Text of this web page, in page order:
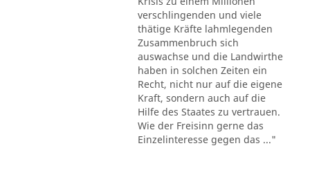
verschlingenden und viele
thätige Kräfte lahmlegenden
Zusammenbruch sich
auswachse und die Landwirthe
haben in solchen Zeiten ein
Recht, nicht nur auf die eigene
Kraft, sondern auch auf die
Hilfe des Staates zu vertrauen.
Wie der Freisinn gerne das
Einzelinteresse gegen das ..."